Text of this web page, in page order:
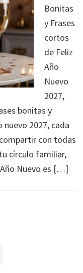
Bonitas
y Frases
cortos
de Feliz
Año
Nuevo
2027,
bonitas y
2027, cada
con todas
círculo familiar,
Nuevo es […]